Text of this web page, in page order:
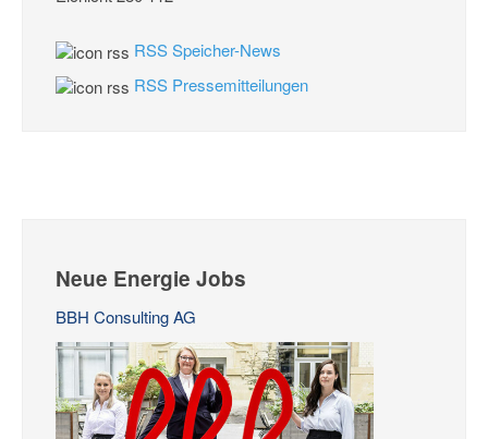
RSS Speicher-News
RSS Pressemitteilungen
Neue Energie Jobs
BBH Consulting AG